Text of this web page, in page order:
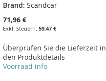
Brand: Scandcar
71,96 €
59,47 €
Überprüfen Sie die Lieferzeit in
den Produktdetails
Voorraad info